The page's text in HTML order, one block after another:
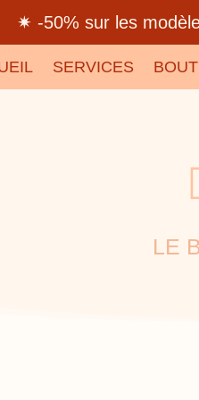
✷ -50% sur les
SERVICES
LE